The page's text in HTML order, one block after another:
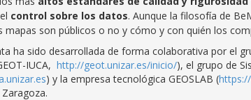
control sobre los datos. Aunque la filosofía de
mapas son públicos o no y cómo y con quién los
ha sido desarrollada de forma colaborativa por el
IUCA, http://geot.unizar.es/inicio/), el grupo de
) y la empresa tecnológica GEOSLAB (